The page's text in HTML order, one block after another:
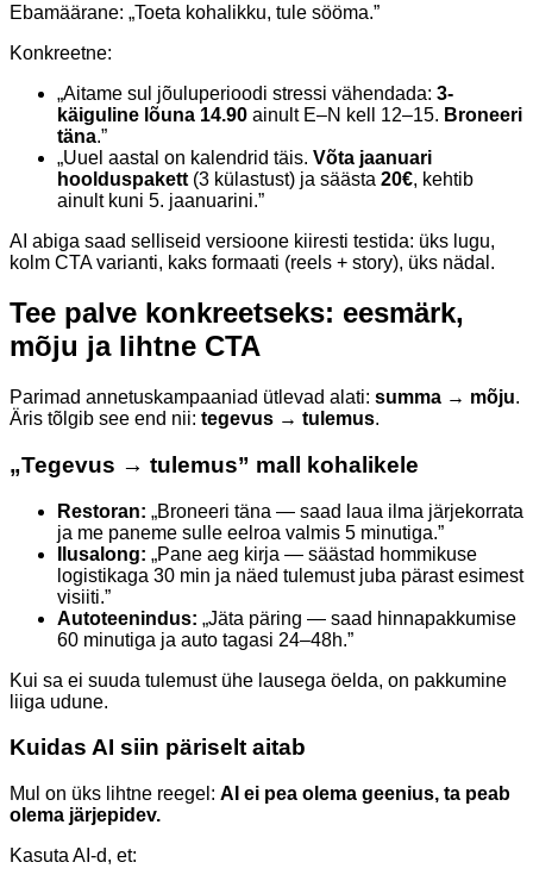
Ebamäärane: „Toeta kohalikku, tule sööma.”
Konkreetne:
„Aitame sul jõuluperioodi stressi vähendada: 3-
käiguline lõuna 14.90 ainult E–N kell 12–15. Broneeri
täna.”
„Uuel aastal on kalendrid täis. Võta jaanuari
hoolduspakett (3 külastust) ja säästa 20€, kehtib
ainult kuni 5. jaanuarini.”
AI abiga saad selliseid versioone kiiresti testida: üks lugu,
kolm CTA varianti, kaks formaati (reels + story), üks nädal.
Tee palve konkreetseks: eesmärk,
mõju ja lihtne CTA
Parimad annetuskampaaniad ütlevad alati: summa → mõju.
Äris tõlgib see end nii: tegevus → tulemus.
„Tegevus → tulemus” mall kohalikele
Restoran: „Broneeri täna — saad laua ilma järjekorrata
ja me paneme sulle eelroa valmis 5 minutiga.”
Ilusalong: „Pane aeg kirja — säästad hommikuse
logistikaga 30 min ja näed tulemust juba pärast esimest
visiiti.”
Autoteenindus: „Jäta päring — saad hinnapakkumise
60 minutiga ja auto tagasi 24–48h.”
Kui sa ei suuda tulemust ühe lausega öelda, on pakkumine
liiga udune.
Kuidas AI siin päriselt aitab
Mul on üks lihtne reegel: AI ei pea olema geenius, ta peab
olema järjepidev.
Kasuta AI-d, et: